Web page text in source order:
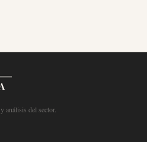
análisis del sector.